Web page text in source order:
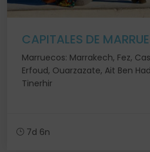
CAPITALES DE
Marruecos: Marrakech, Fez,
Erfoud, Ouarzazate, Ait Ben
Tinerhir
7d 6n